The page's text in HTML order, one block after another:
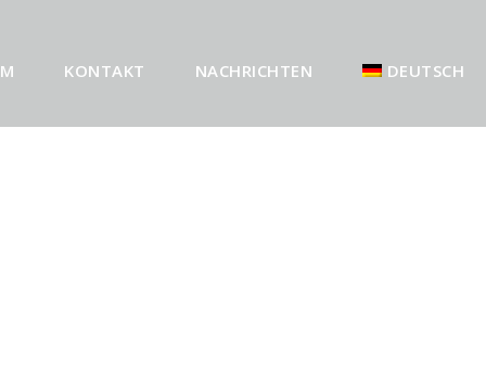
KONTAKT NACHRICHTEN DEUTSCH